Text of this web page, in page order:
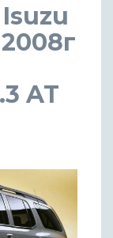
AT